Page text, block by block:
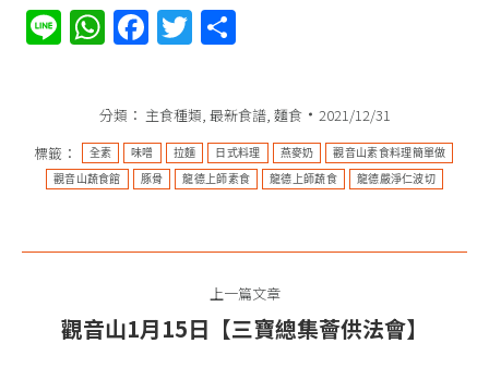
LineWhatsApp
Facebook
Twitter
分類： 主食種類, 最新食譜, 麵食
2021/12/31
標籤：
全素​​​​​​ 味噌 拉麵 日式料理 燕麥奶 觀音山素食料理簡單做
觀音山蔬食館 豚骨 龍德上師素食 龍德上師蔬食 龍德嚴淨仁波切
上一篇文章
上
觀音山1月15日【三寶總集薈供法會】